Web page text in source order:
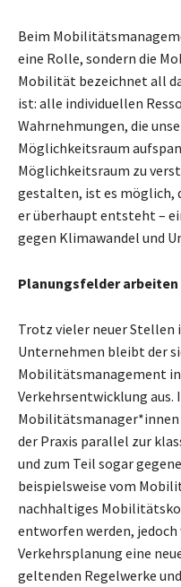
Beim
eine Rolle, sondern die
Mobilität bezeichnet all
ist: alle individuellen
Wahrnehmungen, die
Möglichkeitsraum
Möglichkeitsraum zu
gestalten, ist es möglich,
er überhaupt entsteht –
gegen Klimawandel und
Planungsfelder
Trotz vieler neuer Stellen
Unternehmen bleibt der
Mobilitätsmanagement in
Verkehrsentwicklung aus.
der Praxis parallel zur
und zum Teil sogar
beispielsweise vom
nachhaltiges
entworfen werden,
Verkehrsplanung eine
geltenden Regelwerke